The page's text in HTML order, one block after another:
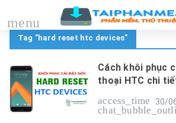
Tag "hard reset htc devices"
Cách khôi phục
thoại HTC chi
access_time
30/
menu